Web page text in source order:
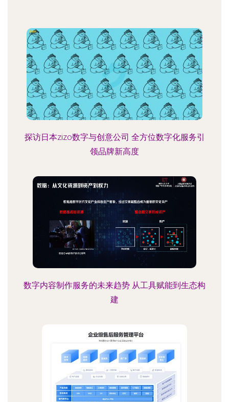
探访日本zizo数字与创意公司 全方位数字化服务引
领品牌新高度
数字内容制作服务的未来趋势 从工具赋能到生态构
建